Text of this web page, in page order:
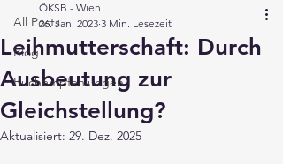
All Posts
Blog
Buchempfehlungen
Leihmutterschaft: Durch
Ausbeutung zur
Gleichstellung?
ÖKSB - Wien
26. Jan. 2023 3 Min. Lesezeit
Aktualisiert: 29. Dez. 2025